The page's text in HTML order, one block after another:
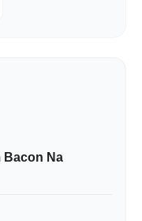
Bacon Na